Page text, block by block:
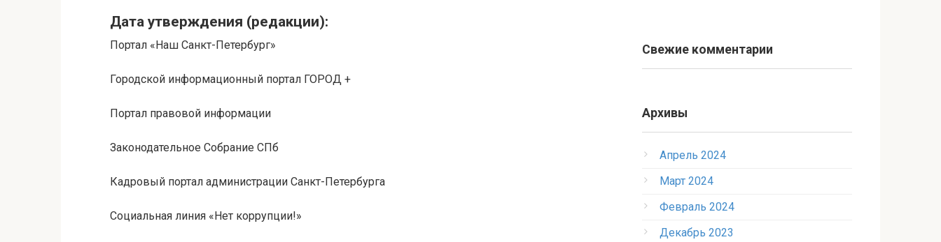
Дата утверждения (редакции):
Портал «Наш Санкт-Петербург»
Городской информационный портал ГОРОД +
Портал правовой информации
Законодательное Собрание СПб
Кадровый портал администрации Санкт-Петербурга
Социальная линия «Нет коррупции!»
Свежие комментарии
Архивы
Апрель 2024
Март 2024
Февраль 2024
Декабрь 2023